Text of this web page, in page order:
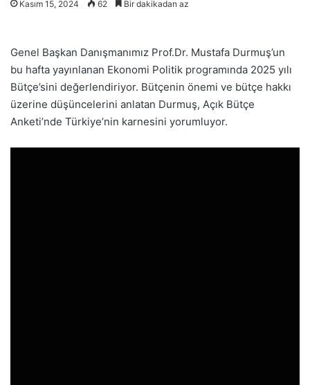
Kasım 15, 2024 62 Bir dakikadan az
Genel Başkan Danışmanımız Prof.Dr. Mustafa Durmuş’un
bu hafta yayınlanan Ekonomi Politik programında 2025 yılı
Bütçe’sini değerlendiriyor. Bütçenin önemi ve bütçe hakkı
üzerine düşüncelerini anlatan Durmuş, Açık Bütçe
Anketi’nde Türkiye’nin karnesini yorumluyor.